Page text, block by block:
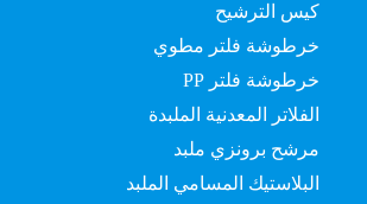
كيس الترشيح
خرطوشة فلتر مطوي
خرطوشة فلتر PP
الفلاتر المعدنية الملبدة
مرشح برونزي ملبد
البلاستيك المسامي الملبد